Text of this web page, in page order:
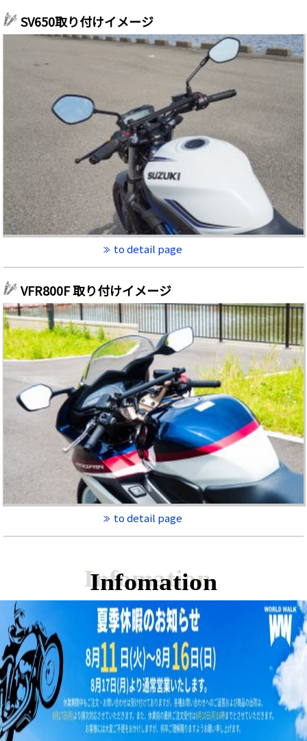
SV650取り付けイメージ
to detail page
VFR800F 取り付けイメージ
to detail page
Infomation